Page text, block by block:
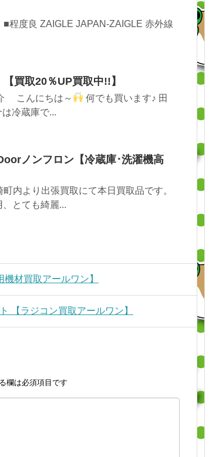
度良 ZAIGLE JAPAN-ZAIGLE 赤外線
買取20％UP買取中!!】
こんにちは～
何でも買います♪ 田
冷蔵庫で...
ノンフロン【冷蔵庫･洗濯機高
より出張買取にて本日買取品です。
とても綺麗...
材買取アールワン】
【ラジコン買取アールワン】
欄は必須項目です